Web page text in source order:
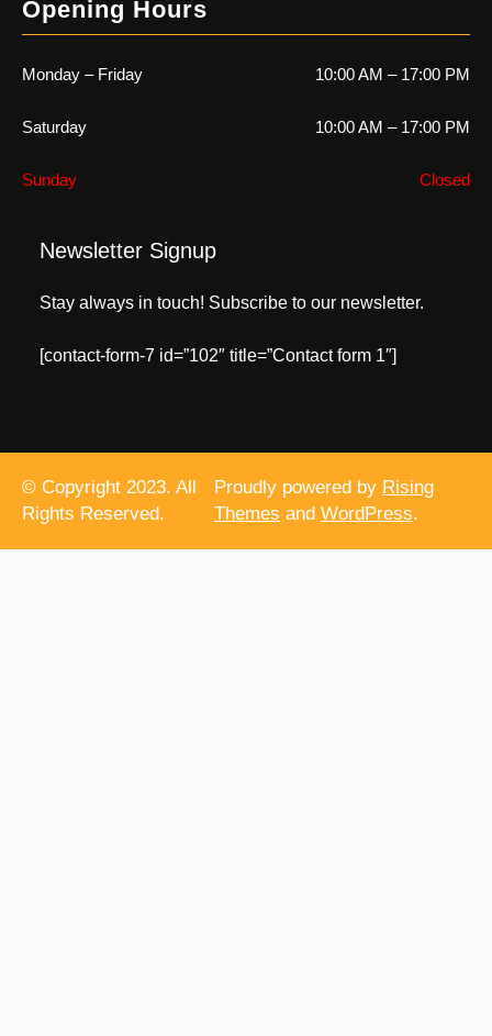
Opening Hours
Monday – Friday 10:00 AM – 17:00 PM
Saturday 10:00 AM – 17:00 PM
Sunday Closed
Newsletter Signup
Stay always in touch! Subscribe to our newsletter.
[contact-form-7 id=”102″ title=”Contact form 1″]
© Copyright 2023. All
Rights Reserved.
Proudly powered by Rising
Themes andWordPress.